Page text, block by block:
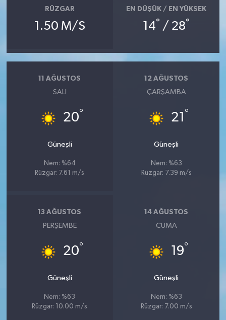
RÜZGAR
1.50 M/S
EN DÜŞÜK / EN YÜKSEK
14° / 28°
11 AĞUSTOS
SALI
20°
Güneşli
Nem: %64
Rüzgar: 7.61 m/s
12 AĞUSTOS
ÇARŞAMBA
21 °
Güneşli
Nem: %63
Rüzgar: 7.39 m/s
13 AĞUSTOS
PERŞEMBE
20°
Güneşli
Nem: %63
Rüzgar: 10.00 m/s
14 AĞUSTOS
CUMA
19°
Güneşli
Nem: %63
Rüzgar: 7.00 m/s